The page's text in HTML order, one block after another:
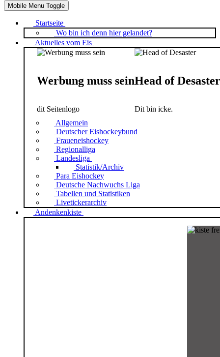
Mobile Menu Toggle
Startseite
Wo bin ich denn hier gelandet?
Aktuelles vom Eis
Werbung muss sein
dit Seitenlogo
Head of Desaster
Dit bin icke.
Allgemein
Deutscher Eishockeybund
Fraueneishockey
Regionalliga
Landesliga
Statistik/Archiv
Para Eishockey
Deutsche Nachwuchs Liga
Tabellen und Statistiken
Livetickerarchiv
Andenkenkiste